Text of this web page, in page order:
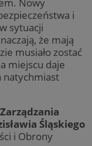
Nowy
i
sytuacji
że mają
musiało zostać
miejscu daje
natychmiast
Śląskiego
i Obrony